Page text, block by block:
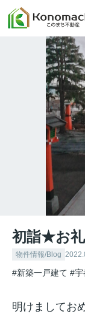
初詣★お礼
物件情報/Blog
#新築一戸建て #宇
明けましてお